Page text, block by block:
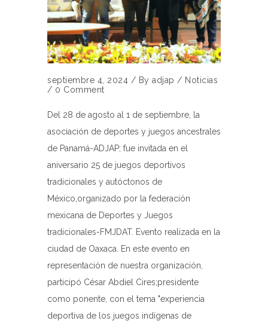
septiembre 4, 2024 / By adjap / Noticias
/ 0 Comment
Del 28 de agosto al 1 de septiembre, la
asociación de deportes y juegos ancestrales
de Panamá-ADJAP; fue invitada en el
aniversario 25 de juegos deportivos
tradicionales y autóctonos de
México,organizado por la federación
mexicana de Deportes y Juegos
tradicionales-FMJDAT. Evento realizada en la
ciudad de Oaxaca. En este evento en
representación de nuestra organización,
participó César Abdiel Cires;presidente
como ponente, con el tema "experiencia
deportiva de los juegos indígenas de